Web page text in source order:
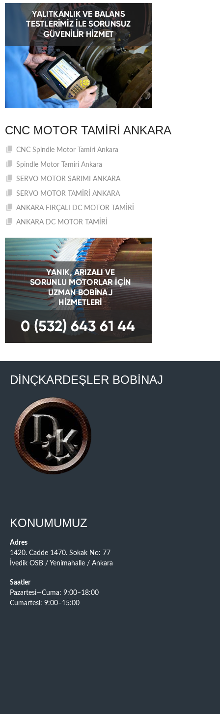
CNC MOTOR TAMIRI ANKARA
CNC Spindle Motor Tamiri Ankara
Spindle Motor Tamiri Ankara
SERVO MOTOR SARIMI ANKARA
SERVO MOTOR TAMİRİ ANKARA
ANKARA FIRÇALI DC MOTOR TAMİRİ
ANKARA DC MOTOR TAMİRİ
DİNÇKARDEŞLER BOBİNAJ
KONUMUMUZ
Adres
1420. Cadde 1470. Sokak No: 77
İvedik OSB / Yenimahalle / Ankara
Saatler
Pazartesi—Cuma: 9:00–18:00
Cumartesi: 9:00–15:00